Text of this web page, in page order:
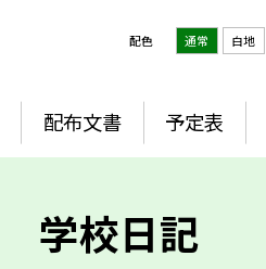
配色 通常 白地
配布文書 予定表
学校日記